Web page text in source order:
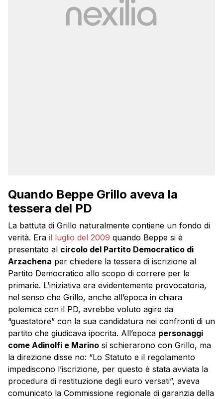
Quando Beppe Grillo aveva la
tessera del PD
La battuta di Grillo naturalmente contiene un fondo di
verità. Era il luglio del 2009 quando Beppe si è
presentato al circolo del Partito Democratico di
Arzachena per chiedere la tessera di iscrizione al
Partito Democratico allo scopo di correre per le
primarie. L’iniziativa era evidentemente provocatoria,
nel senso che Grillo, anche all’epoca in chiara
polemica con il PD, avrebbe voluto agire da
“guastatore” con la sua candidatura nei confronti di un
partito che giudicava ipocrita. All’epoca personaggi
come Adinolfi e Marino si schierarono con Grillo, ma
la direzione disse no: “Lo Statuto e il regolamento
impediscono l’iscrizione, per questo è stata avviata la
procedura di restituzione degli euro versati”, aveva
comunicato la Commissione regionale di garanzia della